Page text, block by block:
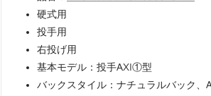
硬式用
投手用
右投げ用
基本モデル：投手AXI①型
バックスタイル：ナチュラルバック、